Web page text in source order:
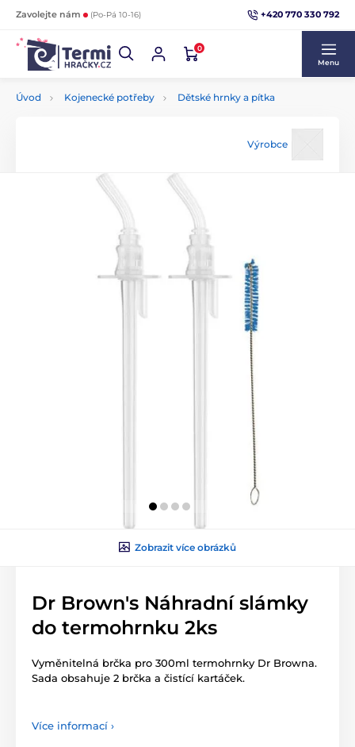
Zavolejte nám (Po-Pá 10-16) +420 770 330 792
0
Menu
Úvod Kojenecké potřeby Dětské hrnky a pítka
Výrobce
Zobrazit více obrázků
Dr Brown's Náhradní slámky
do termohrnku 2ks
Vyměnitelná brčka pro 300ml termohrnky Dr Browna.
Sada obsahuje 2 brčka a čistící kartáček.
Více informací ›